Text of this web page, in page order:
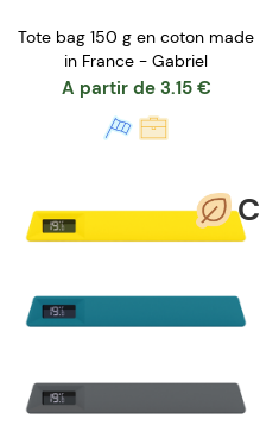
Tote bag 150 g en coton made
in France - Gabriel
A partir de 3.15 €
C